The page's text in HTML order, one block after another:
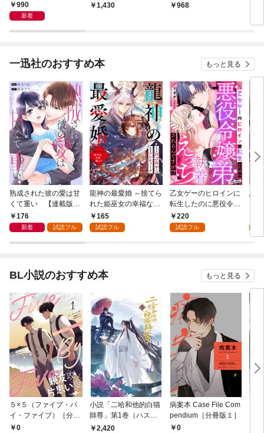
990
新着
【特典SS付】
1,430
の番とか、このアプリ
968
一迅社のおすすめ本 もっと見る
熟成された彼の愛は甘
くて重い 【連載版】:
1 176
新着 試読フル
龍神の最愛婚 ～捨てら
れた姫巫女の幸福な嫁
入り～: 1
165
試読フル
乙女ゲーのヒロインに
転生したのに悪役令嬢
の弟（攻略対象外）に
執着えっちされるんで
220
試読フル
恋
BL小説のおすすめ本 もっと見る
５×５（ファイブ・バ
イ・ファイブ）［分冊
版１］
0
小説「二哈和他的白猫
師尊」第1巻（ハスキ
ーとかれのしろねこし
2,420
病案本 Case File Com
pendium［分冊版１］
0